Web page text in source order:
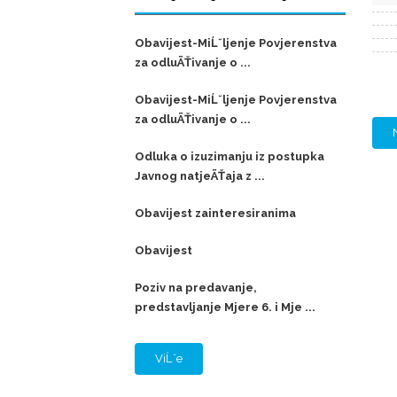
Obavijest-MiĹˇljenje Povjerenstva
za odluÄŤivanje o ...
Obavijest-MiĹˇljenje Povjerenstva
za odluÄŤivanje o ...
Odluka o izuzimanju iz postupka
Javnog natjeÄŤaja z ...
Obavijest zainteresiranima
Obavijest
Poziv na predavanje,
predstavljanje Mjere 6. i Mje ...
ViĹˇe